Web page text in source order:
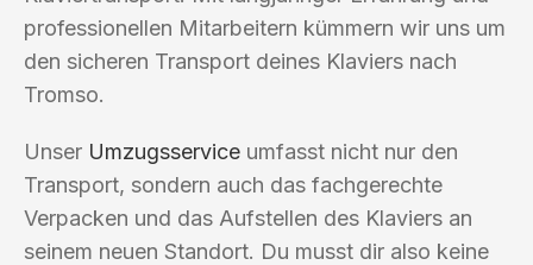
professionellen Mitarbeitern kümmern wir uns um
den sicheren Transport deines Klaviers nach
Tromso.
Unser Umzugsservice umfasst nicht nur den
Transport, sondern auch das fachgerechte
Verpacken und das Aufstellen des Klaviers an
seinem neuen Standort. Du musst dir also keine